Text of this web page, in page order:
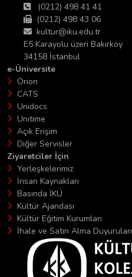
(0212) 498 41 41
(0212) 498 43 06
kultur@iku.edu.tr
E5 Karayolu üzeri Bakırköy
34158 İstanbul
e-Üniversite
Orion
CATS
Unidocs
Unitime
Açık Erişim
Diğer Servisler
Ziyaretciler İçin
Yerleşkelerimiz
İnsan Kaynakları
Basında İKÜ
Kültür Ajandası
Kültür Eğitim Kurumları
İhale ve Satın Alma Duyuruları